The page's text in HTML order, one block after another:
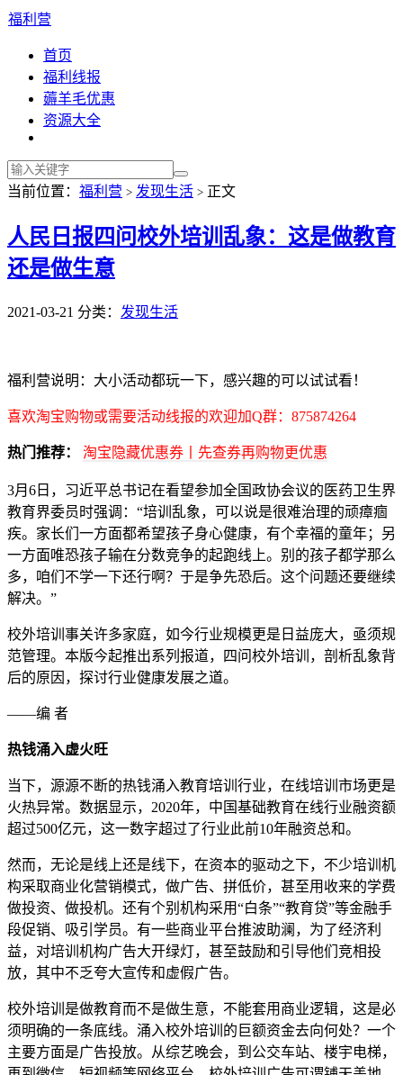
福利营
首页
福利线报
薅羊毛优惠
资源大全
当前位置： 福利营 > 发现生活 > 正文
人民日报四问校外培训乱象：这是做教育
还是做生意
2021-03-21 分类： 发现生活
福利营说明：大小活动都玩一下，感兴趣的可以试试看！
喜欢淘宝购物或需要活动线报的欢迎加Q群：875874264
热门推荐： 淘宝隐藏优惠券丨先查券再购物更优惠
3月6日，习近平总书记在看望参加全国政协会议的医药卫生界
教育界委员时强调：“培训乱象，可以说是很难治理的顽瘴痼
疾。家长们一方面都希望孩子身心健康，有个幸福的童年；另
一方面唯恐孩子输在分数竞争的起跑线上。别的孩子都学那么
多，咱们不学一下还行啊？于是争先恐后。这个问题还要继续
解决。”
校外培训事关许多家庭，如今行业规模更是日益庞大，亟须规
范管理。本版今起推出系列报道，四问校外培训，剖析乱象背
后的原因，探讨行业健康发展之道。
——编 者
热钱涌入虚火旺
当下，源源不断的热钱涌入教育培训行业，在线培训市场更是
火热异常。数据显示，2020年，中国基础教育在线行业融资额
超过500亿元，这一数字超过了行业此前10年融资总和。
然而，无论是线上还是线下，在资本的驱动之下，不少培训机
构采取商业化营销模式，做广告、拼低价，甚至用收来的学费
做投资、做投机。还有个别机构采用“白条”“教育贷”等金融手
段促销、吸引学员。有一些商业平台推波助澜，为了经济利
益，对培训机构广告大开绿灯，甚至鼓励和引导他们竞相投
放，其中不乏夸大宣传和虚假广告。
校外培训是做教育而不是做生意，不能套用商业逻辑，这是必
须明确的一条底线。涌入校外培训的巨额资金去向何处？一个
主要方面是广告投放。从综艺晚会，到公交车站、楼宇电梯，